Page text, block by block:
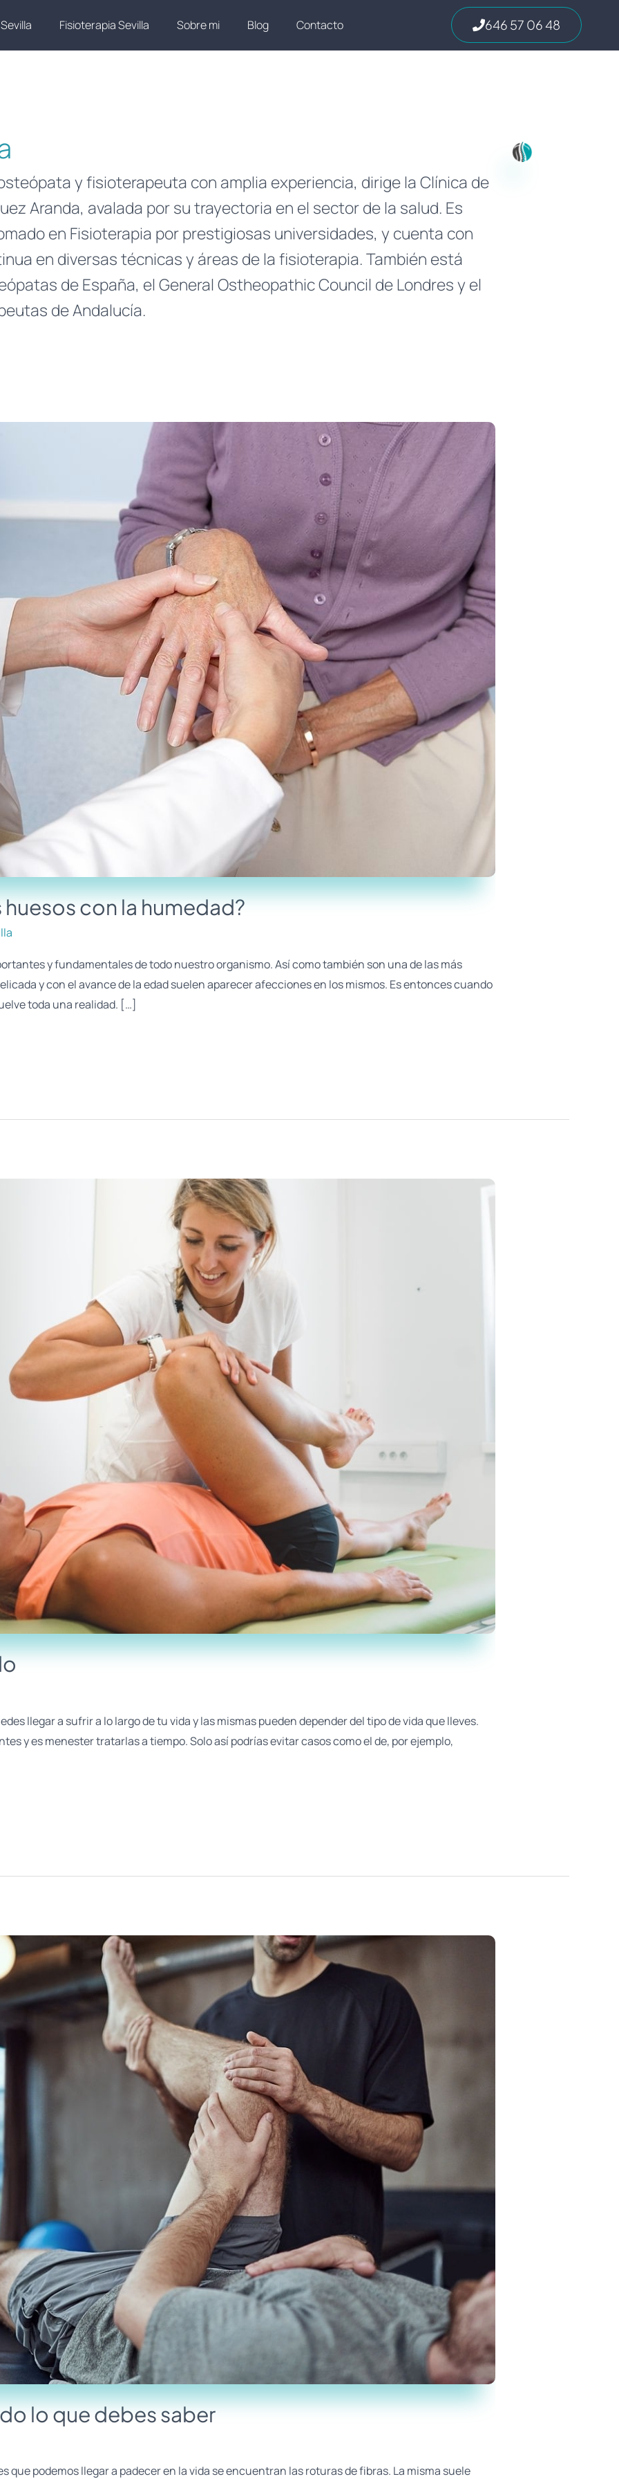
Fisioterapia Sevilla Sobre mi Blog Contacto 646 57 06 48
y fisioterapeuta con amplia experiencia, dirige la Clínica de
Aranda, avalada por su trayectoria en el sector de la salud. Es
en Fisioterapia por prestigiosas universidades, y cuenta con
en diversas técnicas y áreas de la fisioterapia. También está
de España, el General Ostheopathic Council de Londres y el
de Andalucía.
con la humedad?
y fundamentales de todo nuestro organismo. Así como también son una de las más
y con el avance de la edad suelen aparecer afecciones en los mismos. Es entonces cuando
toda una realidad. […]
llegar a sufrir a lo largo de tu vida y las mismas pueden depender del tipo de vida que lleves.
y es menester tratarlas a tiempo. Solo así podrías evitar casos como el de, por ejemplo,
lo que debes saber
que podemos llegar a padecer en la vida se encuentran las roturas de fibras. La misma suele